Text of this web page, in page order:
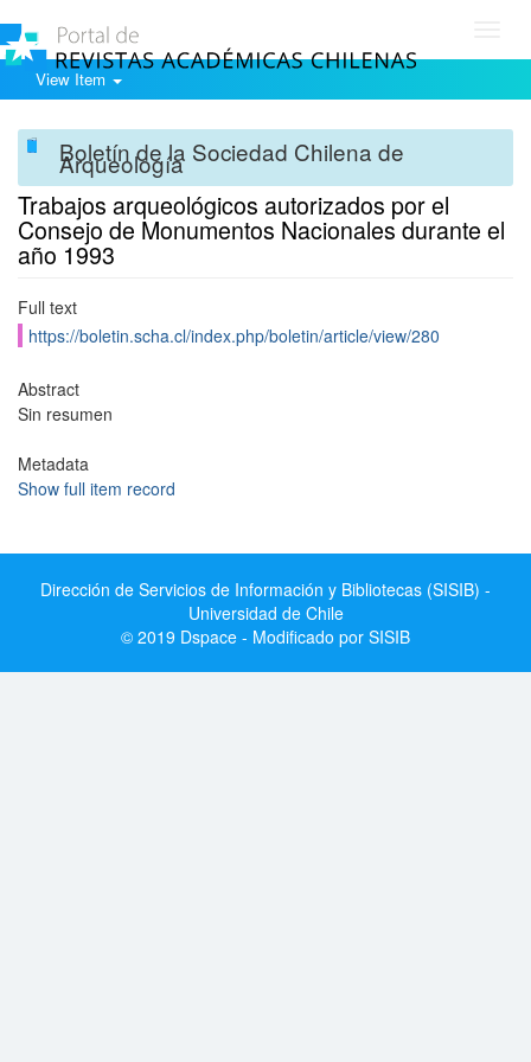
View Item
Boletín de la Sociedad Chilena de
Arqueología
Trabajos arqueológicos autorizados por el
Consejo de Monumentos Nacionales durante el
año 1993
Full text
https://boletin.scha.cl/index.php/boletin/article/view/280
Abstract
Sin resumen
Metadata
Show full item record
Dirección de Servicios de Información y Bibliotecas (SISIB) -
Universidad de Chile
© 2019 Dspace - Modificado por SISIB